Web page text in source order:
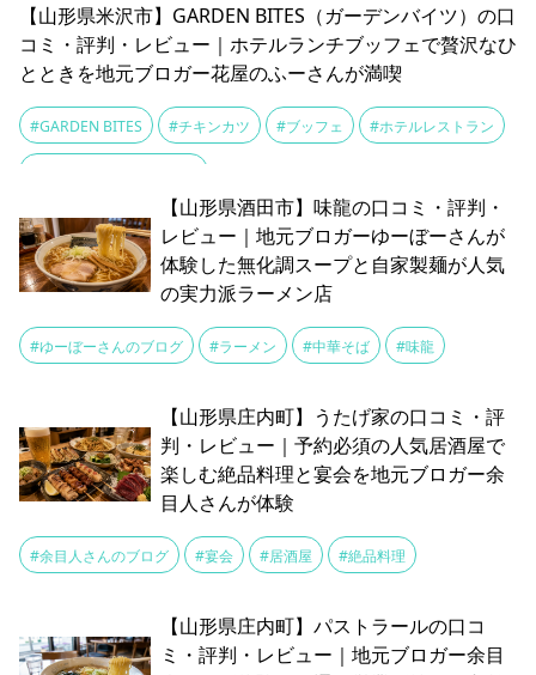
【山形県米沢市】GARDEN BITES（ガーデンバイツ）の口
コミ・評判・レビュー｜ホテルランチブッフェで贅沢なひ
とときを地元ブロガー花屋のふーさんが満喫
#GARDEN BITES #チキンカツ #ブッフェ #ホテルレストラン
【山形県酒田市】味龍の口コミ・評判・
レビュー｜地元ブロガーゆーぼーさんが
体験した無化調スープと自家製麺が人気
の実力派ラーメン店
#ゆーぼーさんのブログ #ラーメン #中華そば #味龍
【山形県庄内町】うたげ家の口コミ・評
判・レビュー｜予約必須の人気居酒屋で
楽しむ絶品料理と宴会を地元ブロガー余
目人さんが体験
#余目人さんのブログ #宴会 #居酒屋 #絶品料理
【山形県庄内町】パストラールの口コ
ミ・評判・レビュー｜地元ブロガー余目